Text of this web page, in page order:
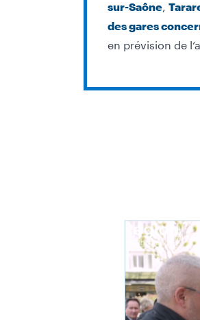
sur-Saône,
des gares
en prévision de l’